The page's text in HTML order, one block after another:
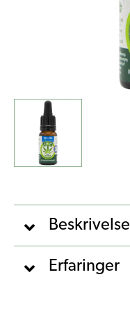
Beskrivelse
Erfaringer